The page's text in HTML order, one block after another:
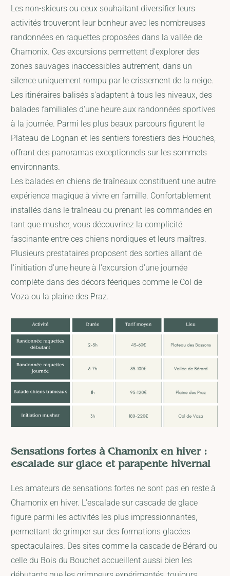
Les non-skieurs ou ceux souhaitant diversifier leurs
activités trouveront leur bonheur avec les nombreuses
randonnées en raquettes proposées dans la vallée de
Chamonix. Ces excursions permettent d'explorer des
zones sauvages inaccessibles autrement, dans un
silence uniquement rompu par le crissement de la neige.
Les itinéraires balisés s'adaptent à tous les niveaux, des
balades familiales d'une heure aux randonnées sportives
à la journée. Parmi les plus beaux parcours figurent le
Plateau de Lognan et les sentiers forestiers des Houches,
offrant des panoramas exceptionnels sur les sommets
environnants.
Les balades en chiens de traîneaux constituent une autre
expérience magique à vivre en famille. Confortablement
installés dans le traîneau ou prenant les commandes en
tant que musher, vous découvrirez la complicité
fascinante entre ces chiens nordiques et leurs maîtres.
Plusieurs prestataires proposent des sorties allant de
l'initiation d'une heure à l'excursion d'une journée
complète dans des décors féeriques comme le Col de
Voza ou la plaine des Praz.
Sensations fortes à Chamonix en hiver :
escalade sur glace et parapente hivernal
Les amateurs de sensations fortes ne sont pas en reste à
Chamonix en hiver. L'escalade sur cascade de glace
figure parmi les activités les plus impressionnantes,
permettant de grimper sur des formations glacées
spectaculaires. Des sites comme la cascade de Bérard ou
celle du Bois du Bouchet accueillent aussi bien les